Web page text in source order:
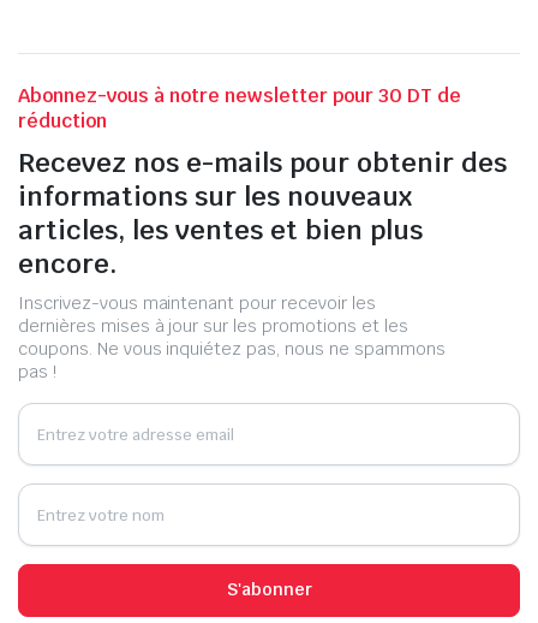
Abonnez-vous à notre newsletter pour 30 DT de
réduction
Recevez nos e-mails pour obtenir des
informations sur les nouveaux
articles, les ventes et bien plus
encore.
Inscrivez-vous maintenant pour recevoir les
dernières mises à jour sur les promotions et les
coupons. Ne vous inquiétez pas, nous ne spammons
pas !
S'abonner